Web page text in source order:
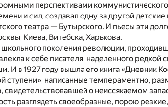
перспективами
и сил, создавал одну за другой
театра — Бутырского. И пьесы эти
Киева, Витебска, Харькова.
поколения революции,
к себе писателя, наделенного редкой
И в 1927 году вышла его книга «Дневник
ступени», написанные темпераментно,
свидетельствовавшей о неиссякаемом
разглядеть своеобразные, порою